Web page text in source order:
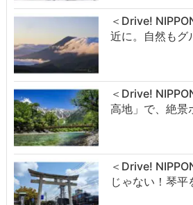
＜Drive!
近に。自然も
＜Drive!
高地」で、絶景
＜Drive!
じゃない！琴